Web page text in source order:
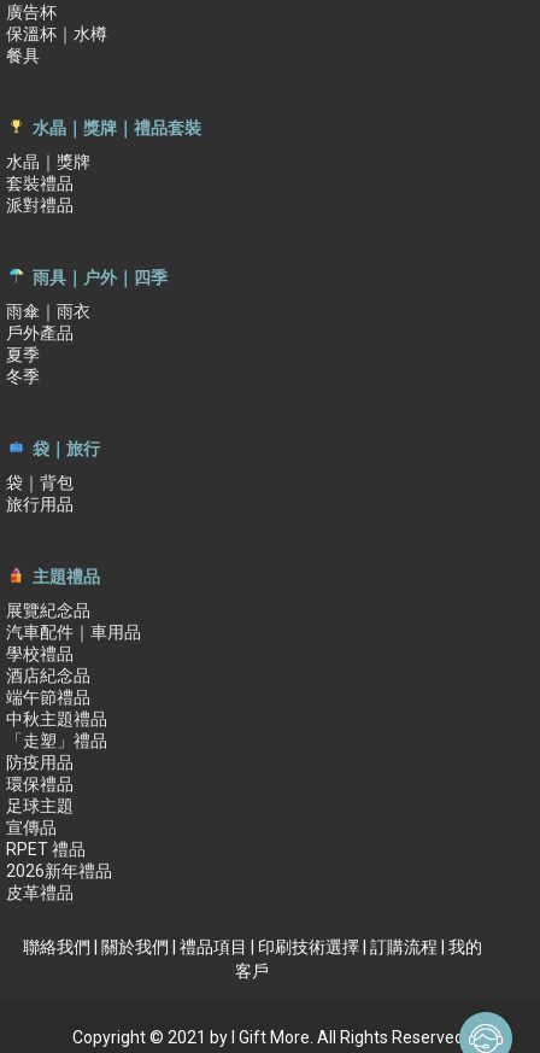
廣告杯
保溫杯｜水樽
餐具
水晶｜獎牌｜禮品套裝
水晶｜獎牌
套裝禮品
派對禮品
雨具｜户外｜四季
雨傘｜雨衣
戶外產品
夏季
冬季
袋｜旅行
袋｜背包
旅行用品
主題禮品
展覽紀念品
汽車配件｜車用品
學校禮品
酒店紀念品
端午節禮品
中秋主題禮品
「走塑」禮品
防疫用品
環保禮品
足球主題
宣傳品
RPET 禮品
2026新年禮品
皮革禮品
聯絡我們 | 關於我們 | 禮品項目 | 印刷技術選擇| 訂購流程 | 我的
客戶
Copyright © 2021 by I Gift More. All Rights Reserved.